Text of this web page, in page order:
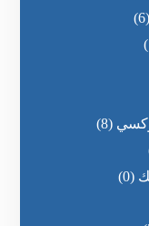
(6)
(8)
(0)